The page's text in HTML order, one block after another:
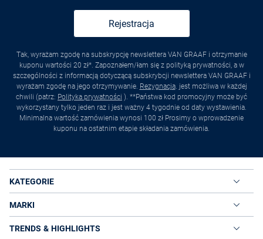
Rejestracja
Tak, wyrażam zgodę na subskrypcję newslettera VAN GRAAF i otrzymanie
kuponu wartości 20 zł*. Zapoznałem/łam się z polityką prywatności, a w
szczególności z informacją dotyczącą subskrybcji newslettera VAN GRAAF i
wyrażam zgodę na jego otrzymywanie. Rezygnacja. jest możliwa w każdej
chwili (patrz: Polityka prywatności ). **Państwa kod promocyjny może być
wykorzystany tylko jeden raz i jest ważny 4 tygodnie od daty wystawienia.
Minimalna wartość zamówienia wynosi 100 zł Prosimy o wprowadzenie
kuponu na ostatnim etapie składania zamówienia.
KATEGORIE
MARKI
TRENDS & HIGHLIGHTS